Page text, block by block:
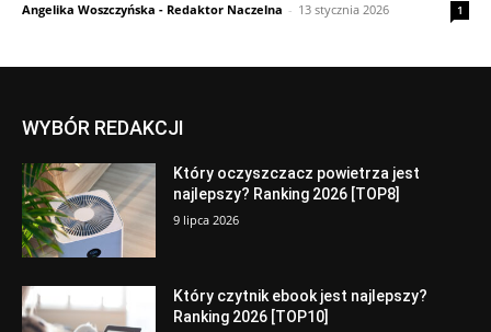
Angelika Woszczyńska - Redaktor Naczelna - 13 stycznia 2026 1
WYBÓR REDAKCJI
Który oczyszczacz powietrza jest
najlepszy? Ranking 2026 [TOP8]
9 lipca 2026
Który czytnik ebook jest najlepszy?
Ranking 2026 [TOP10]